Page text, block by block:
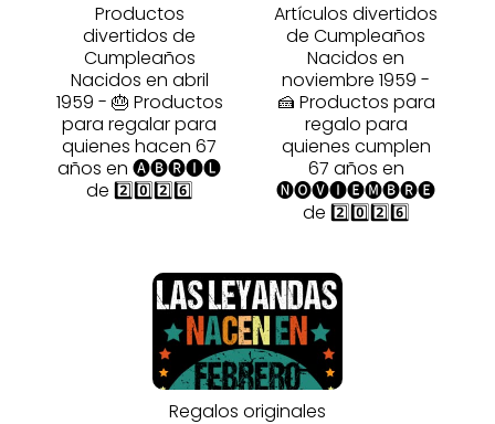
Productos
divertidos de
Cumpleaños
Nacidos en abril
1959 - 🎂 Productos
para regalar para
quienes hacen 67
años en 🅐🅑🅡🅘🅛
de 2️⃣0️⃣2️⃣6️⃣
Artículos divertidos
de Cumpleaños
Nacidos en
noviembre 1959 -
🍰 Productos para
regalo para
quienes cumplen
67 años en
🅝🅞🅥🅘🅔🅜🅑🅡🅔
de 2️⃣0️⃣2️⃣6️⃣
Regalos originales